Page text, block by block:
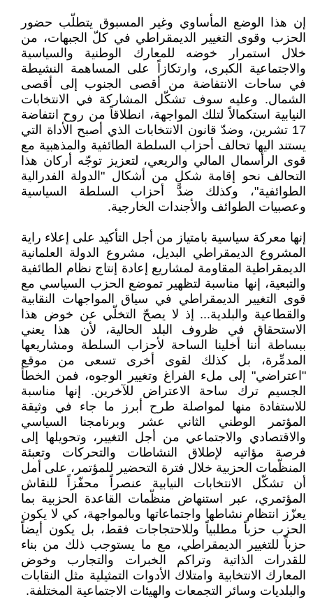
إن هذا الوضع المأساوي وغير المسبوق يتطلّب حضور
الحزب وقوى التغيير الديمقراطي في كلّ الجبهات، من
خلال استمرار خوضه للمعارك الوطنية والسياسية
والاجتماعية الكبرى، وارتكازاً على المساهمة النشيطة
في ساحات الانتفاضة من أقصى الجنوب إلى أقصى
الشمال. وعليه سوف تشكّل المشاركة في الانتخابات
النيابية استكمالاً لتلك المواجهة، انطلاقاً من روح انتفاضة
17 تشرين، وضدّ قانون الانتخابات الذي أصبح الأداة التي
يستند اليها تحالف أحزاب السلطة الطائفية والمذهبية مع
قوى الرأسمال المالي والريعي، لتعزيز توجّه أركان هذا
التحالف نحو إقامة شكلٍ من أشكال "الدولة الفدرالية
الطوائفية"، وكذلك ضدّ أحزاب السلطة السياسية
وعصبيات الطوائف والأجندات الخارجية.
إنها معركة سياسية بامتياز من أجل التأكيد على إعلاء راية
المشروع الديمقراطي البديل، مشروع الدولة العلمانية
الديمقراطية المقاومة لمشاريع إعادة إنتاج نظام الطائفية
والتبعية، إنها مناسبة لتظهير تموضع الحزب السياسي مع
قوى التغيير الديمقراطي في سياق المواجهات النقابية
والقطاعية والبلدية... إذ لا يصحّ التخلّي عن خوض هذا
الاستحقاق في ظروف البلد الحالية، لأن هذا يعني
ببساطة أننا أخلينا الساحة لأحزاب السلطة ومشاريعها
المدمِّرة، بل كذلك لقوى أخرى تسعى من موقع
"اعتراضي" إلى ملء الفراغ وتغيير الوجوه، فمن الخطأ
الجسيم ترك ساحة الاعتراض للآخرين. إنها مناسبة
للاستفادة منها لمواصلة طرح أبرز ما جاء في وثيقة
المؤتمر الوطني الثاني عشر وبرنامجنا السياسي
والاقتصادي والاجتماعي من أجل التغيير، وتحويلها إلى
فرصة مؤاتيه لإطلاق النشاطات والتحركات وتعبئة
المنظّمات الحزبية خلال فترة التحضير للمؤتمر، على أمل
أن تشكّل الانتخابات النيابية عنصراً محفّزاً للنقاش
المؤتمري، عبر استنهاض منظّمات القاعدة الحزبية بما
يعزّز انتظام نشاطها واجتماعاتها وبالمواجهة، كي لا يكون
الحزب حزباً مطلبياً وللاحتجاجات فقط، بل يكون أيضاً
حزباً للتغيير الديمقراطي، مع ما يستوجب ذلك من بناء
للقدرات الذاتية وتراكم الخبرات والتجارب وخوض
المعارك الانتخابية وامتلاك الأدوات التمثيلية مثل النقابات
والبلديات وسائر التجمعات والهيئات الاجتماعية المختلفة.